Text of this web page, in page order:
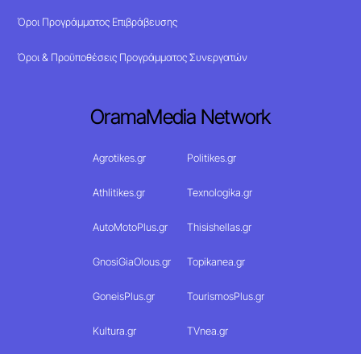
Όροι Προγράμματος Επιβράβευσης
Όροι & Προϋποθέσεις Προγράμματος Συνεργατών
OramaMedia Network
Agrotikes.gr Politikes.gr
Athlitikes.gr Texnologika.gr
AutoMotoPlus.gr Thisishellas.gr
GnosiGiaOlous.gr Topikanea.gr
GoneisPlus.gr TourismosPlus.gr
Kultura.gr TVnea.gr